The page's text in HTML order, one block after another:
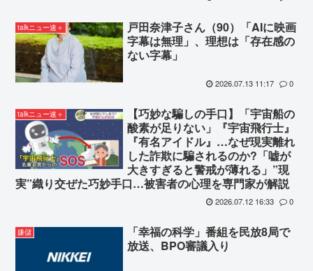
talkニュー速＋
戸田奈津子さん（90）「AIに映画
字幕は無理」、理想は「存在感の
ない字幕」
2026.07.13 11:17 0
talkニュー速＋
【巧妙な騙しの手口】「宇宙船の
酸素が足りない」『宇宙飛行士』
『有名アイドル』…なぜ現実離れ
した詐欺に騙されるのか?「嘘が
大きすぎると警戒が薄れる」”現
実”織り交ぜた巧妙手口…被害者の心理を専門家が解説
2026.07.12 16:33 0
嫌儲
「幸福の科学」番組を民放8局で
放送、BPO審議入り